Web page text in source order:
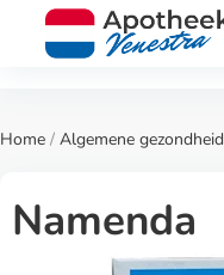
Home / Algemene gezondheid
Namenda